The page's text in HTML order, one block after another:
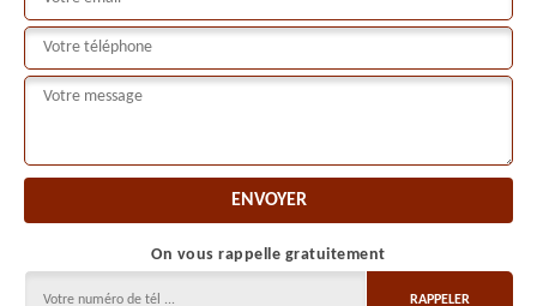
On vous rappelle gratuitement